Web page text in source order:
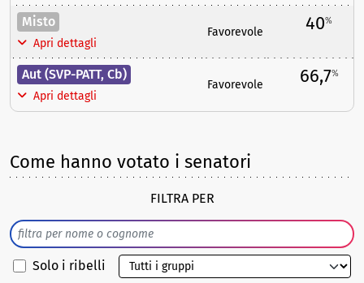
Misto
Apri dettagli
Favorevole 40%
Aut (SVP-PATT, Cb)
Apri dettagli
Favorevole 66,7%
Come hanno votato i senatori
FILTRA PER
Solo i ribelli